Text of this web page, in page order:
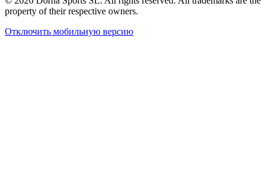
property of their respective owners.
Отключить мобильную версию